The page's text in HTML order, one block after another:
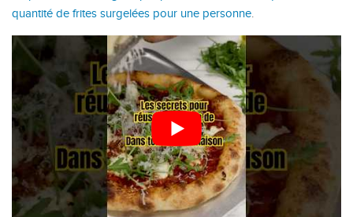
quantité de frites surgelées pour une personne.